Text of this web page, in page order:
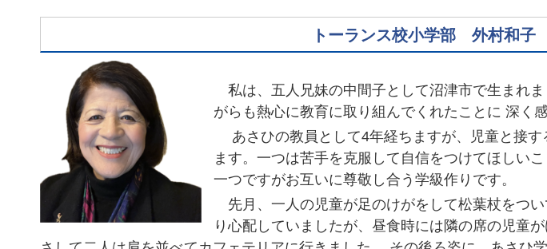
トーランス校小学部 外村和子
私は、五人兄妹の中間子として沼津市で生まれ
がらも熱心に教育に取り組んでくれたことに 深く
あさひの教員として4年経ちますが、児童と接す
ます。一つは苦手を克服して自信をつけてほしい
一つですがお互いに尊敬し合う学級作りです。
先月、一人の児童が足のけがをして松葉杖をつ
り心配していましたが、昼食時には隣の席の児童